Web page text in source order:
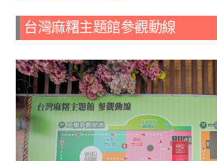
台灣麻糬主題館參觀動線